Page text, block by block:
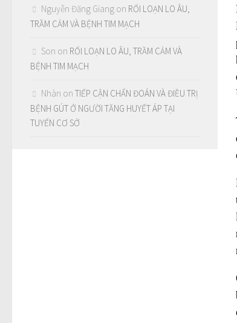
Nguyễn Đăng Giang on RỐI LOẠN LO ÂU,
TRẦM CẢM VÀ BỆNH TIM MẠCH
Son on RỐI LOẠN LO ÂU, TRẦM CẢM VÀ
BỆNH TIM MẠCH
Nhàn on TIẾP CẬN CHẨN ĐOÁN VÀ ĐIỀU TRỊ
BỆNH GÚT Ở NGƯỜI TĂNG HUYẾT ÁP TẠI
TUYẾN CƠ SỞ